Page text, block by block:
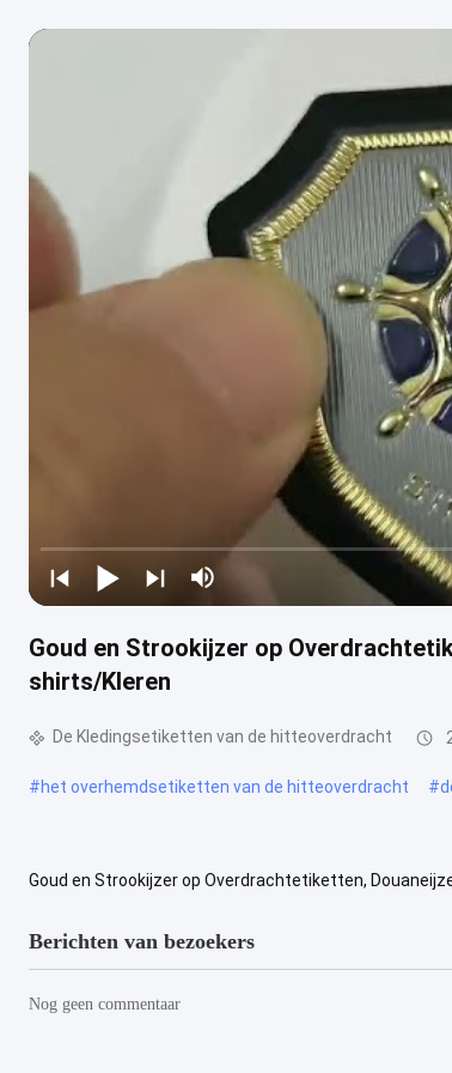
Goud en Strookijzer op
shirts/Kleren
De Kledingsetiketten van de hitteoverdracht
#het overhemdsetiketten van de hitteoverdracht #
Goud en Strookijzer op Overdrachtetiketten,
Berichten van bezoekers
Nog geen commentaar